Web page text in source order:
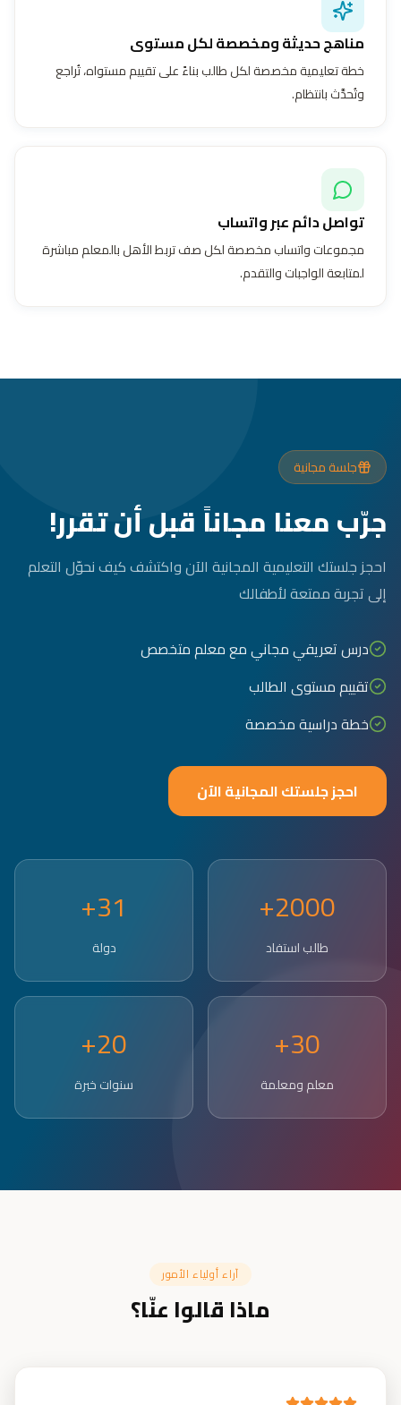
مناهج حديثة ومخصصة لكل مستوى
خطة تعليمية مخصصة لكل طالب بناءً على تقييم مستواه، تُراجع
وتُحدَّث بانتظام.
تواصل دائم عبر واتساب
مجموعات واتساب مخصصة لكل صف تربط الأهل بالمعلم مباشرة
لمتابعة الواجبات والتقدم.
جلسة مجانية
جرّب معنا مجاناً قبل أن تقرر!
احجز جلستك التعليمية المجانية الآن واكتشف كيف نحوّل التعلم
إلى تجربة ممتعة لأطفالك
درس تعريفي مجاني مع معلم متخصص
تقييم مستوى الطالب
خطة دراسية مخصصة
احجز جلستك المجانية الآن
2000+
طالب استفاد
31+
دولة
30+
معلم ومعلمة
20+
سنوات خبرة
آراء أولياء الأمور
ماذا قالوا عنّا؟